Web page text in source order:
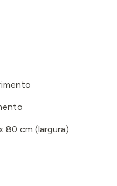
80 cm (largura)